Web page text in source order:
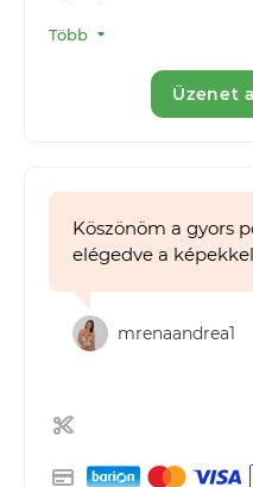
Több
Üzenet
Köszönöm a gyors
elégedve a
mrenaandrea1